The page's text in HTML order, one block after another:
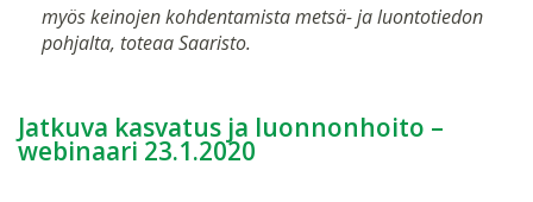
myös keinojen kohdentamista metsä- ja luontotiedon
pohjalta, toteaa Saaristo.
Jatkuva kasvatus ja luonnonhoito –
webinaari 23.1.2020